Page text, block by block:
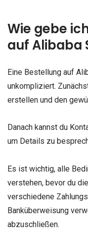
Wie gebe
auf Alibaba
Eine Bestellung auf
unkompliziert.
erstellen und den
Danach kannst du
um Details zu
Es ist wichtig, alle
verstehen, bevor du
verschiedene
Banküberweisung
abzuschließen.